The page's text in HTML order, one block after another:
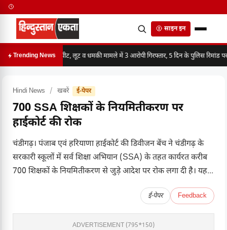
साइन इन
Trending Newsमारपीट, लूट व धमकी मामले में 3 आरोपी गिरफ्तार, 5 दिन के पुलिस रिमांड पर
Hindi News / खबरें ई-पेपर
700 SSA शिक्षकों के नियमितीकरण पर
हाईकोर्ट की रोक
चंडीगढ़। पंजाब एवं हरियाणा हाईकोर्ट की डिवीजन बेंच ने चंडीगढ़ के
सरकारी स्कूलों में सर्व शिक्षा अभियान (SSA) के तहत कार्यरत करीब
700 शिक्षकों के नियमितीकरण से जुड़े आदेश पर रोक लगा दी है। यह...
ई-पेपर Feedback
ADVERTISEMENT (795*150)